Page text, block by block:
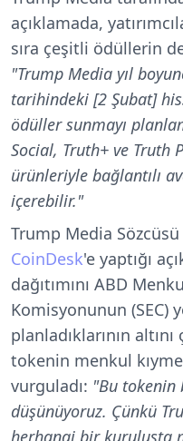
açıklamada,
sıra çeşitli ödüllerin
"Trump Media yıl
tarihindeki [2 Şubat]
ödüller sunmayı
Social, Truth+ ve Truth
ürünleriyle bağlantılı
içerebilir."
Trump Media
CoinDesk'e yaptığı
dağıtımını ABD
Komisyonunun (SEC)
planladıklarının
tokenin menkul
vurguladı: "Bu tokenin
düşünüyoruz. Çünkü
herhangi bir kuruluşta